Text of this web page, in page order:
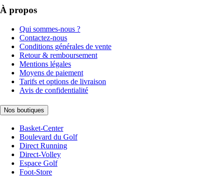
À propos
Qui sommes-nous ?
Contactez-nous
Conditions générales de vente
Retour & remboursement
Mentions légales
Moyens de paiement
Tarifs et options de livraison
Avis de confidentialité
Nos boutiques
Basket-Center
Boulevard du Golf
Direct Running
Direct-Volley
Espace Golf
Foot-Store